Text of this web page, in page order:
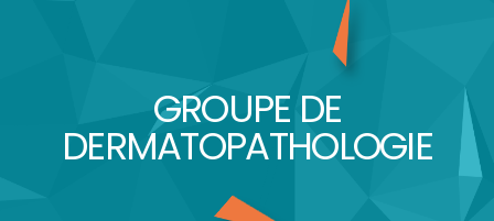
GROUPE DE
DERMATOPATHOLOGIE